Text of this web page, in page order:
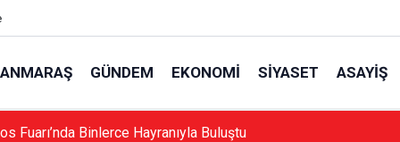
GÜNDEM EKONOMI SIYASET ASAYIŞ
Ağustos Fuarı’nda Binlerce Hayranıyla Buluştu